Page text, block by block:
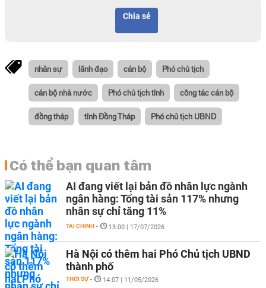
Chia sẻ
nhân sự lãnh đạo cán bộ Phó chủ tịch
cán bộ nhà nước Phó chủ tịch tỉnh công tác cán bộ
đồng tháp tỉnh Đồng Tháp Phó chủ tịch UBND
Có thể bạn quan tâm
AI đang viết lại bản đồ nhân lực ngành
ngân hàng: Tổng tài sản 117% nhưng
nhân sự chỉ tăng 11%
TÀI CHÍNH - 13:00 | 17/07/2026
Hà Nội có thêm hai Phó Chủ tịch UBND
thành phố
THỜI SỰ - 14:07 | 11/05/2026